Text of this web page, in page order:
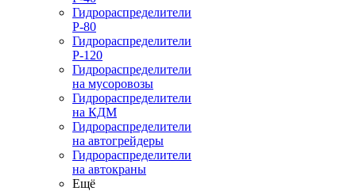
Гидрораспределители
Р-80
Гидрораспределители
Р-120
Гидрораспределители
на мусоровозы
Гидрораспределители
на КДМ
Гидрораспределители
на автогрейдеры
Гидрораспределители
на автокраны
Ещё